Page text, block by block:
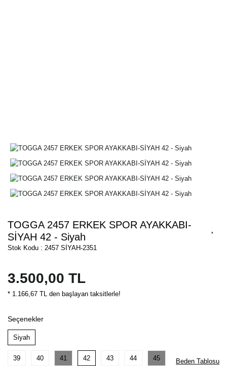
TOGGA 2457 ERKEK SPOR AYAKKABI-
SİYAH 42 - Siyah
Stok Kodu : 2457 SİYAH-2351
3.500,00 TL
* 1.166,67 TL den başlayan taksitlerle!
Seçenekler
Siyah
39 40 41 42 43 44 45 Beden Tablosu